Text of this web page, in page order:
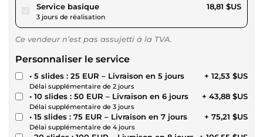
Service basiquepour 17,33 $US
3 jours de réalisation
18,81 $US
Ce vendeur n’est pas assujetti à la TVA.
Personnaliser le service
• 5 slides : 25 EUR – Livraison en 5 jours
Délai supplémentaire de 2 jours
+ 12,53 $US
• 10 slides : 50 EUR – Livraison en 6 jours
Délai supplémentaire de 3 jours
+ 43,88 $US
• 15 slides : 75 EUR – Livraison en 7 jours
Délai supplémentaire de 4 jours
+ 75,21 $US